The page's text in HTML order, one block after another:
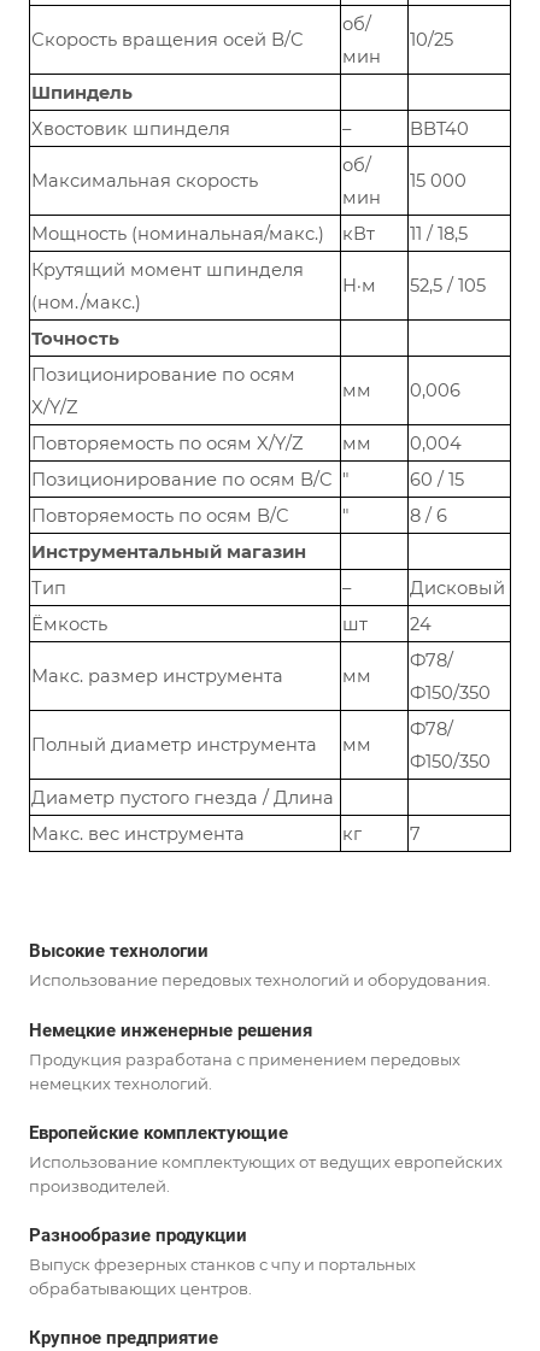
Скорость вращения осей B/C
об/
мин
10/25
Шпиндель
Хвостовик шпинделя
– BBT40
Максимальная скорость
об/
мин
15 000
Мощность (номинальная/макс.) кВт
11 / 18,5
Крутящий момент шпинделя
(ном./макс.)
Н·м 52,5 / 105
Точность
Позиционирование по осям
X/Y/Z
мм 0,006
Повторяемость по осям X/Y/Z мм
0,004
Позиционирование по осям B/C ″
60 / 15
Повторяемость по осям B/C
″
8 / 6
Инструментальный магазин
Тип
–
Дисковый
Ёмкость
шт 24
Макс. размер инструмента мм
Ф78/
Ф150/350
Полный диаметр инструмента мм
Ф78/
Ф150/350
Диаметр пустого гнезда / Длина
Макс. вес инструмента
кг 7
Высокие технологии
Использование передовых технологий и оборудования.
Немецкие инженерные решения
Продукция разработана с применением передовых
немецких технологий.
Европейские комплектующие
Использование комплектующих от ведущих европейских
производителей.
Разнообразие продукции
Выпуск фрезерных станков с чпу и портальных
обрабатывающих центров.
Крупное предприятие